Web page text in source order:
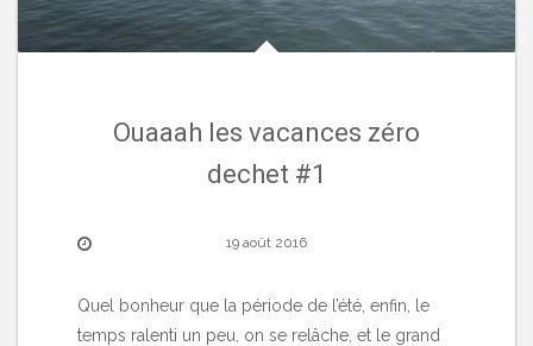
Ouaaah les vacances zéro
dechet #1
19 août 2016
Quel bonheur que la période de l’été, enfin, le
temps ralenti un peu, on se relâche, et le grand